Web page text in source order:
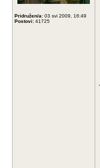
Pridružen/a: 03 svi 2009, 16:49
Postovi: 41725